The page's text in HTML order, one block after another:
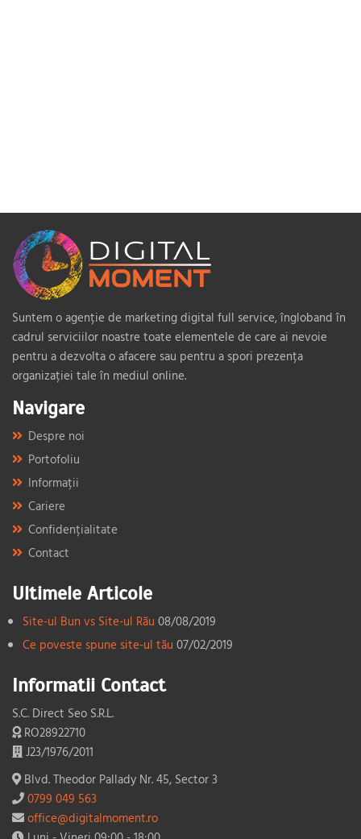
Suntem o agenție de marketing digital full service, îngloband în
cadrul serviciilor noastre toate elementele de care ai nevoie
pentru a dezvolta o afacere sau pentru a spori prezența
organizației tale în mediul online.
Navigare
Despre noi
Portofoliu
Informații
Cariere
Confidențialitate
Contact
Ultimele Articole
Site-ul Bun vs Site-ul Rău 08/08/2019
Ce poveste spune site-ul tău 07/02/2019
Informatii Contact
S.C. Direct Seo S.R.L.
RO28922710
J23/1976/2011
Blvd. Theodor Pallady Nr. 45, Sector 3
0799 049 563
office@digitalmoment.ro